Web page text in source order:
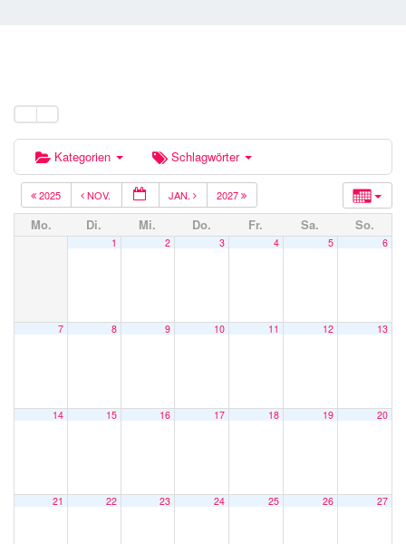
Kategorien Schlagwörter
2025 NOV. JAN. 2027
Mo. Di. Mi. Do. Fr. Sa. So.
1 2 3 4 5 6
7 8 9 10 11 12 13
14 15 16 17 18 19 20
21 22 23 24 25 26 27